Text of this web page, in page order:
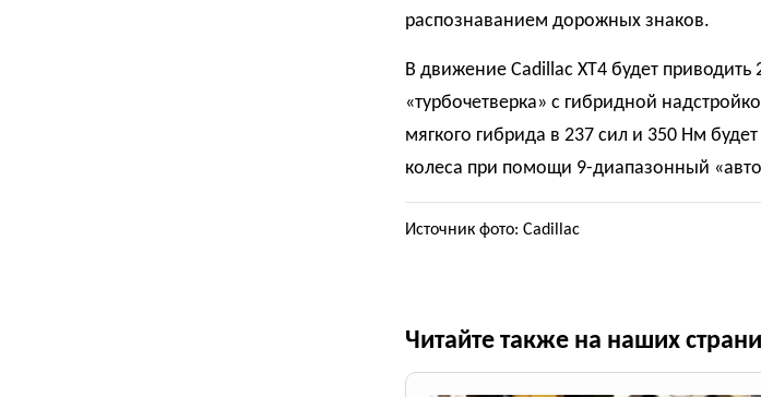
распознаванием дорожных знаков.
В движение Cadillac XT4 будет
«турбочетверка» с гибридной
мягкого гибрида в 237 сил и 350 Нм
колеса при помощи 9-диапазонный
Источник фото: Cadillac
Читайте также на наших